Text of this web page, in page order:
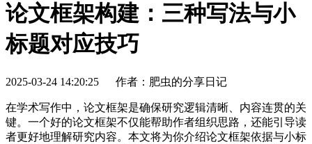
论文框架构建：三种写法与小
标题对应技巧
2025-03-24 14:20:25 作者：肥虫的分享日记
在学术写作中，论文框架是确保研究逻辑清晰、内容连贯的关
键。一个好的论文框架不仅能帮助作者组织思路，还能引导读
者更好地理解研究内容。本文将为你介绍论文框架依据与小标